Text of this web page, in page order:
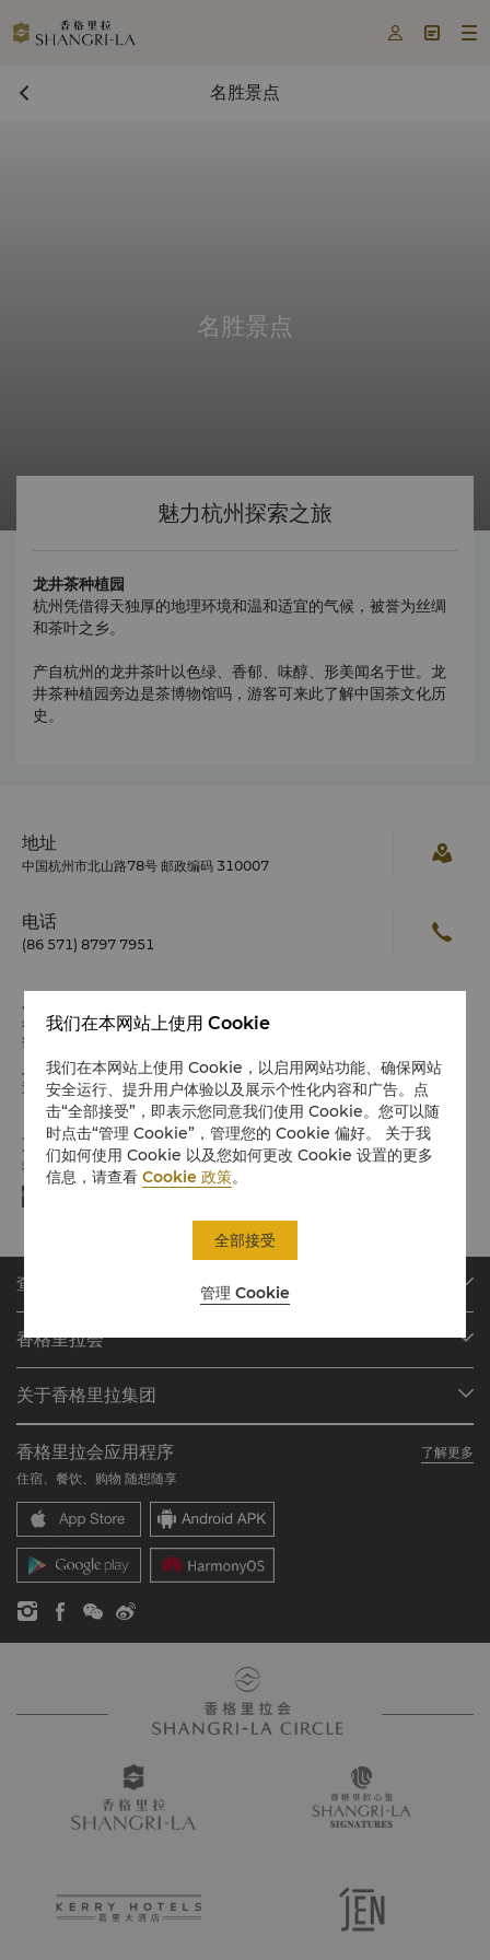
  
名胜景点
名胜景点
魅力杭州探索之旅
龙井茶种植园
杭州凭借得天独厚的地理环境和温和适宜的气候，被誉为丝绸
和茶叶之乡。
产自杭州的龙井茶叶以色绿、香郁、味醇、形美闻名于世。龙
井茶种植园旁边是茶博物馆吗，游客可来此了解中国茶文化历
史。
地址
中国杭州市北山路78号 邮政编码 310007
电话
(86 571) 8797 7951
希望您入住愉快
请留意入住/退房时间:
入住：下午 2 点
退房：中午 12 点
支付方式
我们接受指定平台的在线支付方式:
查找或预订
查找预订
餐厅与酒吧
香格里拉会
加入香格里拉会
常见问题
联络我们
关于香格里拉集团
我们的酒店品牌
香格里拉中心
香格里拉公寓
联系方式
职业发展
企业社会责任
新闻稿
香格里拉会应用程序
了解更多
住宿、餐饮、购物 随想随享
我们在本网站上使用 Cookie
我们在本网站上使用 Cookie，以启用网站功能、确保网站
安全运行、提升用户体验以及展示个性化内容和广告。点
击“全部接受”，即表示您同意我们使用 Cookie。您可以随
时点击“管理 Cookie”，管理您的 Cookie 偏好。 关于我
们如何使用 Cookie 以及您如何更改 Cookie 设置的更多
信息，请查看Cookie 政策。
管理 Cookie
全部接受